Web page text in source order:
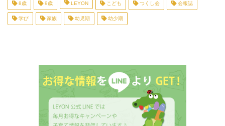
8歳 9歳 LEYON こども つくし会 会報誌
学び 家族 幼児期 幼少期